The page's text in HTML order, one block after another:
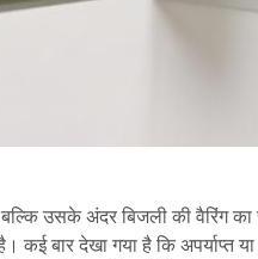
उसके अंदर बिजली की वैरिंग
कई बार देखा गया है कि